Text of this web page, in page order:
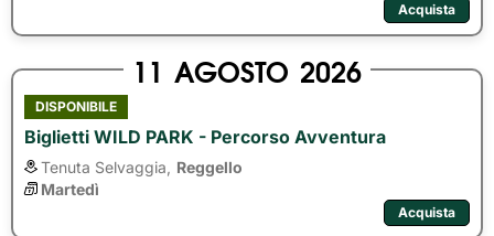
Acquista
11 AGOSTO 2026
DISPONIBILE
Biglietti WILD PARK - Percorso Avventura
Tenuta Selvaggia,
Reggello
Martedì
Acquista